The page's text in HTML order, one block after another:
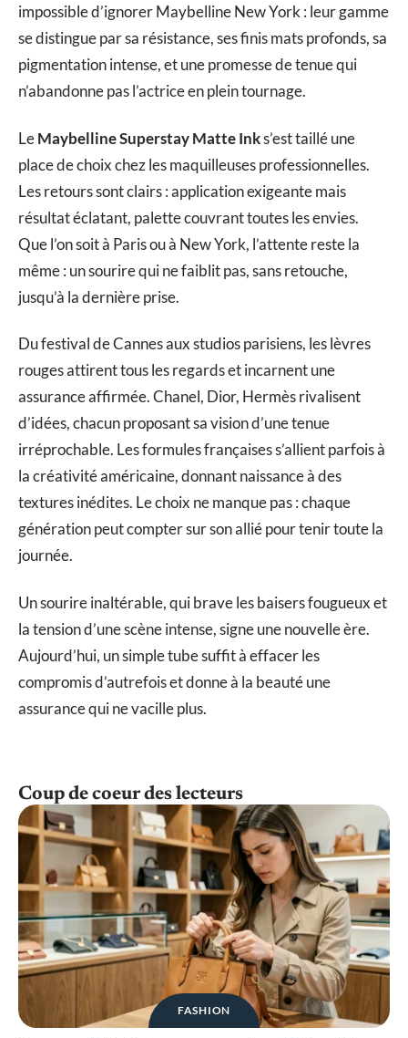
impossible d’ignorer Maybelline New York : leur gamme
se distingue par sa résistance, ses finis mats profonds, sa
pigmentation intense, et une promesse de tenue qui
n’abandonne pas l’actrice en plein tournage.
LeMaybelline Superstay Matte Inks’est taillé une
place de choix chez les maquilleuses professionnelles.
Les retours sont clairs : application exigeante mais
résultat éclatant, palette couvrant toutes les envies.
Que l’on soit à Paris ou à New York, l’attente reste la
même : un sourire qui ne faiblit pas, sans retouche,
jusqu’à la dernière prise.
Du festival de Cannes aux studios parisiens, les lèvres
rouges attirent tous les regards et incarnent une
assurance affirmée. Chanel, Dior, Hermès rivalisent
d’idées, chacun proposant sa vision d’une tenue
irréprochable. Les formules françaises s’allient parfois à
la créativité américaine, donnant naissance à des
textures inédites. Le choix ne manque pas : chaque
génération peut compter sur son allié pour tenir toute la
journée.
Un sourire inaltérable, qui brave les baisers fougueux et
la tension d’une scène intense, signe une nouvelle ère.
Aujourd’hui, un simple tube suffit à effacer les
compromis d’autrefois et donne à la beauté une
assurance qui ne vacille plus.
Coup de coeur des lecteurs
FASHION